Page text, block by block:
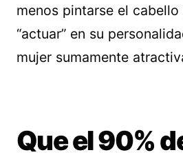
menos pintarse el
“actuar” en su
mujer sumamente
Que el 90%